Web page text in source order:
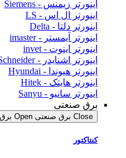
اینورتر زیمنس - Siemens
اینورتر ال اس - LS
اینورتر دلتا - Delta
اینورتر آیمستر - imaster
اینورتر اینوت - invet
اینورتر اشنایدر - Schneider
اینورتر هیوندا - Hyundai
اینورتر هایتک - Hitek
اینورتر سانیو - Sanyu
برق صنعتی
Close برق صنعتی Open برق صنعتی
کنتاکتور